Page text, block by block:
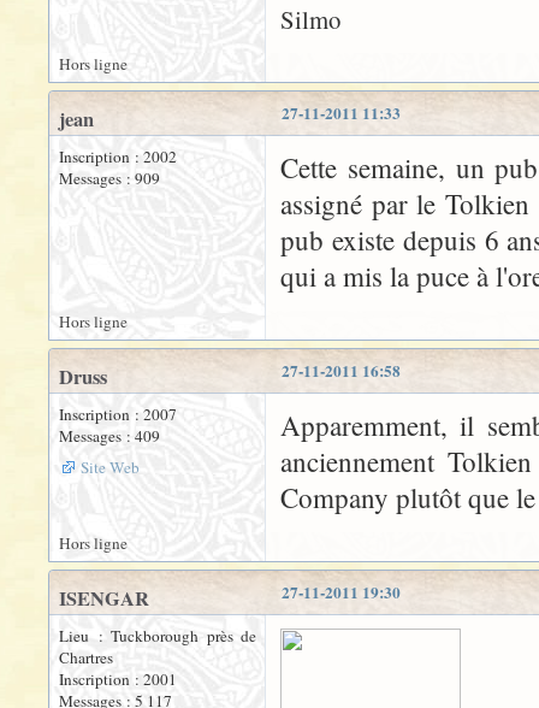
Silmo
Hors ligne
27-11-2011 11:33
jean
Inscription : 2002
Messages : 909
Cette semaine, un
assigné par le
pub existe depuis 6
qui a mis la puce à
Hors ligne
27-11-2011 16:58
Druss
Inscription : 2007
Messages : 409
Site Web
Apparemment, il
anciennement
Company plutôt que
Hors ligne
27-11-2011 19:30
ISENGAR
Lieu : Tuckborough près de
Chartres
Inscription : 2001
Messages : 5 117